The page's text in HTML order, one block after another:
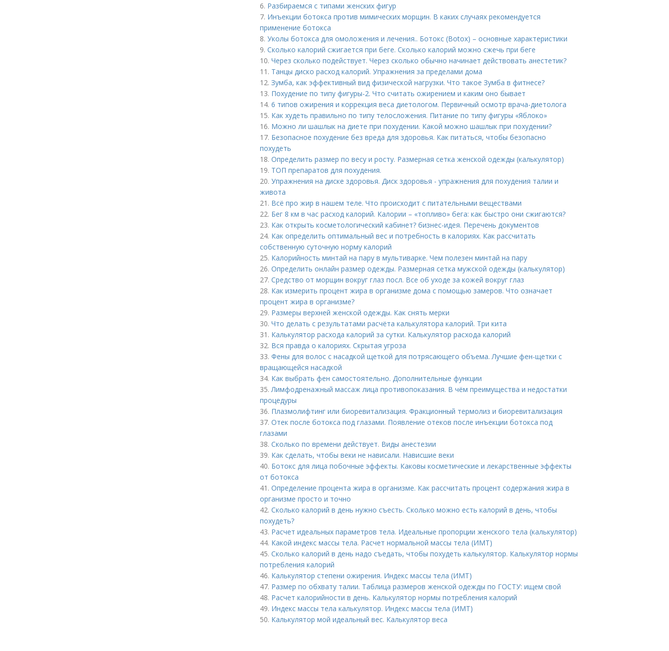
6. Разбираемся с типами женских фигур
7. Инъекции ботокса против мимических морщин. В каких случаях рекомендуется
применение ботокса
8. Уколы ботокса для омоложения и лечения.. Ботокс (Botox) – основные характеристики
9. Сколько калорий сжигается при беге. Сколько калорий можно сжечь при беге
10. Через сколько подействует. Через сколько обычно начинает действовать анестетик?
11. Танцы диско расход калорий. Упражнения за пределами дома
12. Зумба, как эффективный вид физической нагрузки. Что такое Зумба в фитнесе?
13. Похудение по типу фигуры-2. Что считать ожирением и каким оно бывает
14. 6 типов ожирения и коррекция веса диетологом. Первичный осмотр врача-диетолога
15. Как худеть правильно по типу телосложения. Питание по типу фигуры «Яблоко»
16. Можно ли шашлык на диете при похудении. Какой можно шашлык при похудении?
17. Безопасное похудение без вреда для здоровья. Как питаться, чтобы безопасно
похудеть
18. Определить размер по весу и росту. Размерная сетка женской одежды (калькулятор)
19. ТОП препаратов для похудения.
20. Упражнения на диске здоровья. Диск здоровья - упражнения для похудения талии и
живота
21. Всё про жир в нашем теле. Что происходит с питательными веществами
22. Бег 8 км в час расход калорий. Калории – «топливо» бега: как быстро они сжигаются?
23. Как открыть косметологический кабинет? бизнес-идея. Перечень документов
24. Как определить оптимальный вес и потребность в калориях. Как рассчитать
собственную суточную норму калорий
25. Калорийность минтай на пару в мультиварке. Чем полезен минтай на пару
26. Определить онлайн размер одежды. Размерная сетка мужской одежды (калькулятор)
27. Средство от морщин вокруг глаз посл. Все об уходе за кожей вокруг глаз
28. Как измерить процент жира в организме дома с помощью замеров. Что означает
процент жира в организме?
29. Размеры верхней женской одежды. Как снять мерки
30. Что делать с результатами расчёта калькулятора калорий. Три кита
31. Калькулятор расхода калорий за сутки. Калькулятор расхода калорий
32. Вся правда о калориях. Скрытая угроза
33. Фены для волос с насадкой щеткой для потрясающего объема. Лучшие фен-щетки с
вращающейся насадкой
34. Как выбрать фен самостоятельно. Дополнительные функции
35.Лимфодренажный массаж лица противопоказания. В чём преимущества и недостатки
процедуры
36. Плазмолифтинг или биоревитализация. Фракционный термолиз и биоревитализация
37. Отек после ботокса под глазами. Появление отеков после инъекции ботокса под
глазами
38. Сколько по времени действует. Виды анестезии
39. Как сделать, чтобы веки не нависали. Нависшие веки
40. Ботокс для лица побочные эффекты. Каковы косметические и лекарственные эффекты
от ботокса
41. Определение процента жира в организме. Как рассчитать процент содержания жира в
организме просто и точно
42. Сколько калорий в день нужно съесть. Сколько можно есть калорий в день, чтобы
похудеть?
43. Расчет идеальных параметров тела. Идеальные пропорции женского тела (калькулятор)
44. Какой индекс массы тела. Расчет нормальной массы тела (ИМТ)
45. Сколько калорий в день надо съедать, чтобы похудеть калькулятор. Калькулятор нормы
потребления калорий
46. Калькулятор степени ожирения. Индекс массы тела (ИМТ)
47. Размер по обхвату талии. Таблица размеров женской одежды по ГОСТУ: ищем свой
48. Расчет калорийности в день. Калькулятор нормы потребления калорий
49. Индекс массы тела калькулятор. Индекс массы тела (ИМТ)
50. Калькулятор мой идеальный вес. Калькулятор веса